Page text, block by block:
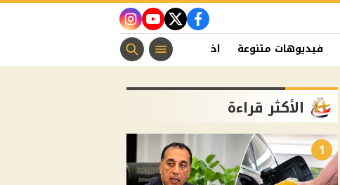
facebook
twitter
youtube
instagram
فيديوهات متنوعة اخبار الفن منوعات مسيحية
الأكثر قراءة
1